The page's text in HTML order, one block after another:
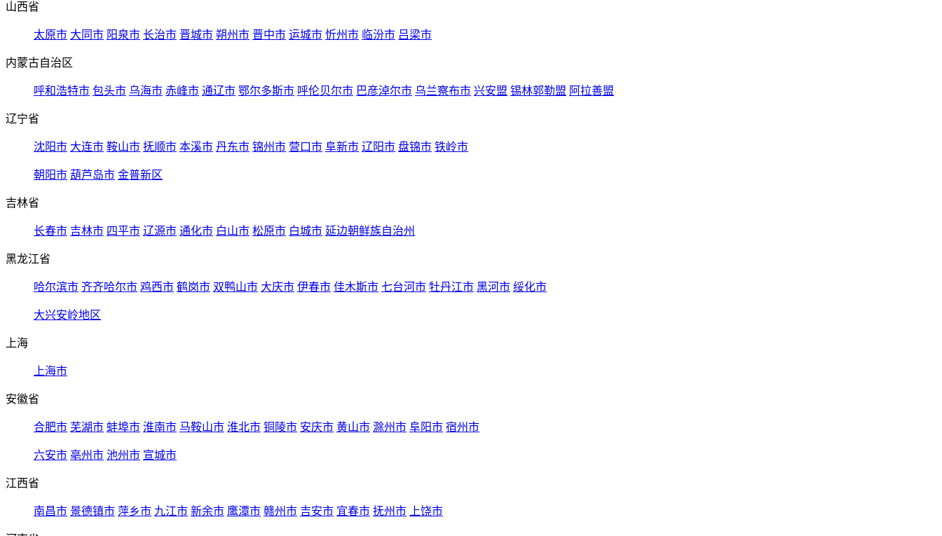
山西省
太原市 大同市 阳泉市 长治市 晋城市 朔州市 晋中市 运城市 忻州市 临汾市 吕梁市
内蒙古自治区
呼和浩特市 包头市 乌海市 赤峰市 通辽市 鄂尔多斯市 呼伦贝尔市 巴彦淖尔市 乌兰察布市 兴安盟 锡林郭勒盟 阿拉善盟
辽宁省
沈阳市 大连市 鞍山市 抚顺市 本溪市 丹东市 锦州市 营口市 阜新市 辽阳市 盘锦市 铁岭市
朝阳市 葫芦岛市 金普新区
吉林省
长春市 吉林市 四平市 辽源市 通化市 白山市 松原市 白城市 延边朝鲜族自治州
黑龙江省
哈尔滨市 齐齐哈尔市 鸡西市 鹤岗市 双鸭山市 大庆市 伊春市 佳木斯市 七台河市 牡丹江市 黑河市 绥化市
大兴安岭地区
上海
上海市
安徽省
合肥市 芜湖市 蚌埠市 淮南市 马鞍山市 淮北市 铜陵市 安庆市 黄山市 滁州市 阜阳市 宿州市
六安市 亳州市 池州市 宣城市
江西省
南昌市 景德镇市 萍乡市 九江市 新余市 鹰潭市 赣州市 吉安市 宜春市 抚州市 上饶市